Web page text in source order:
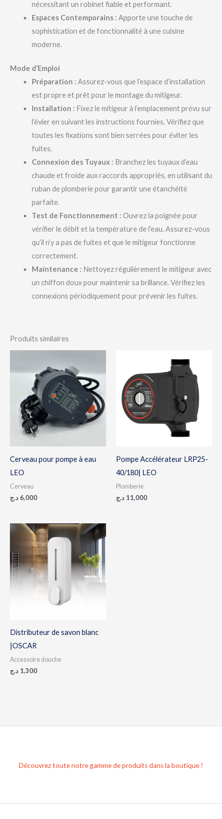
nécessitant un robinet fiable et performant.
Espaces Contemporains : Apporte une touche de
sophistication et de fonctionnalité à une cuisine
moderne.
Mode d’Emploi
Préparation : Assurez-vous que l’espace d’installation
est propre et prêt pour le montage du mitigeur.
Installation : Fixez le mitigeur à l’emplacement prévu sur
l’évier en suivant les instructions fournies. Vérifiez que
toutes les fixations sont bien serrées pour éviter les
fuites.
Connexion des Tuyaux : Branchez les tuyaux d’eau
chaude et froide aux raccords appropriés, en utilisant du
ruban de plomberie pour garantir une étanchéité
parfaite.
Test de Fonctionnement : Ouvrez la poignée pour
vérifier le débit et la température de l’eau. Assurez-vous
qu’il n’y a pas de fuites et que le mitigeur fonctionne
correctement.
Maintenance : Nettoyez régulièrement le mitigeur avec
un chiffon doux pour maintenir sa brillance. Vérifiez les
connexions périodiquement pour prévenir les fuites.
Produits similaires
Cerveau pour pompe à eau
LEO
Cerveau
6,000 د.ج
Pompe Accélérateur LRP25-
40/180| LEO
Plomberie
11,000 د.ج
Distributeur de savon blanc
|OSCAR
Accessoire douche
1,300 د.ج
Découvrez toute notre gamme de produits dans la boutique !